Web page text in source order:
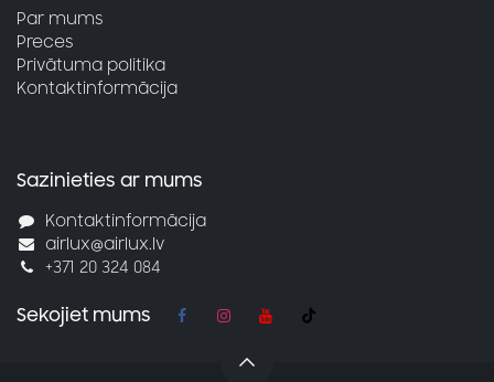
Par mums
Preces
Privātuma politika
Kontaktinformācija
Sazinieties ar mums
Kontaktinformācija
airlux@airlux.lv
+371 20 324 084
Sekojiet mums